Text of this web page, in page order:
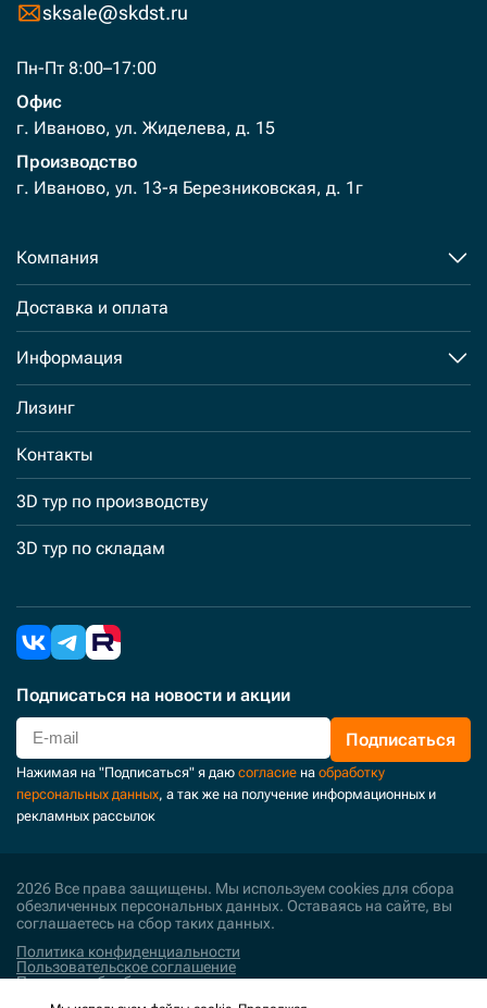
sksale@skdst.ru
Пн-Пт 8:00–17:00
Офис
г. Иваново, ул. Жиделева, д. 15
Производство
г. Иваново, ул. 13-я Березниковская, д. 1г
Компания
Доставка и оплата
Информация
Лизинг
Контакты
3D тур по производству
3D тур по складам
Подписаться на новости и акции
Подписаться
Нажимая на "Подписаться" я даю согласие на обработку
персональных данных, а так же на получение информационных и
рекламных рассылок
2026 Все права защищены. Мы используем cookies для сбора
обезличенных персональных данных. Оставаясь на сайте, вы
соглашаетесь на сбор таких данных.
Политика конфиденциальности
Пользовательское соглашение
Политика обработки персональных данных